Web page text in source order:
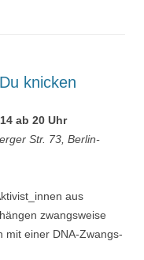
knicken
ab 20 Uhr
Str. 73, Berlin-
aus
zwangsweise
mit einer DNA-Zwangs-